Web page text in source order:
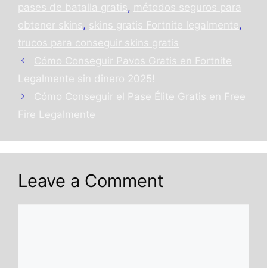
pases de batalla gratis, métodos seguros para
obtener skins, skins gratis Fortnite legalmente,
trucos para conseguir skins gratis
Cómo Conseguir Pavos Gratis en Fortnite
Legalmente sin dinero 2025!
Cómo Conseguir el Pase Élite Gratis en Free
Fire Legalmente
Leave a Comment